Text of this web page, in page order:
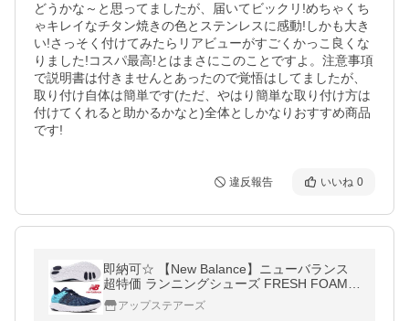
どうかな～と思ってましたが、届いてビックリ!めちゃくち
ゃキレイなチタン焼きの色とステンレスに感動!しかも大き
い!さっそく付けてみたらリアビューがすごくかっこ良くな
りました!コスパ最高!とはまさにこのことですよ。注意事項
で説明書は付きませんとあったので覚悟はしてましたが、
取り付け自体は簡単です(ただ、やはり簡単な取り付け方は
付けてくれると助かるかなと)全体としかなりおすすめ商品
です!
違反報告 いいね 0
即納可☆ 【New Balance】ニューバランス
超特価 ランニングシューズ FRESH FOAM B
EACON M DB2 ランニングシューズ MBECN
DB22E
アップステアーズ